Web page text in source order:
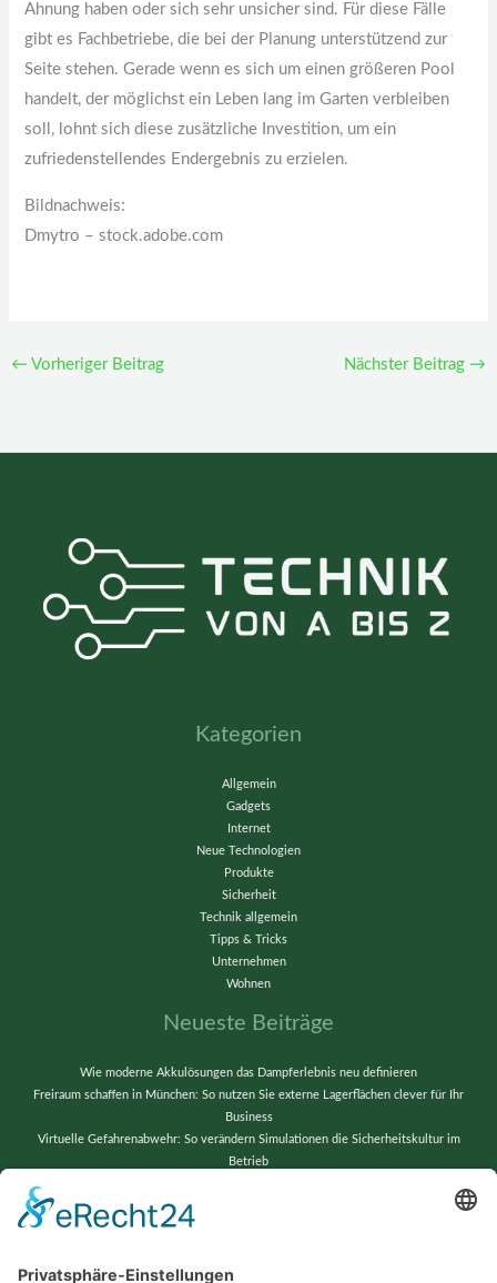
Ahnung haben oder sich sehr unsicher sind. Für diese Fälle
gibt es Fachbetriebe, die bei der Planung unterstützend zur
Seite stehen. Gerade wenn es sich um einen größeren Pool
handelt, der möglichst ein Leben lang im Garten verbleiben
soll, lohnt sich diese zusätzliche Investition, um ein
zufriedenstellendes Endergebnis zu erzielen.
Bildnachweis:
Dmytro – stock.adobe.com
← Vorheriger Beitrag Nächster Beitrag →
Kategorien
Allgemein
Gadgets
Internet
Neue Technologien
Produkte
Sicherheit
Technik allgemein
Tipps & Tricks
Unternehmen
Wohnen
Neueste Beiträge
Wie moderne Akkulösungen das Dampferlebnis neu definieren
Freiraum schaffen in München: So nutzen Sie externe Lagerflächen clever für Ihr
Business
Virtuelle Gefahrenabwehr: So verändern Simulationen die Sicherheitskultur im
Betrieb
Wenn alte Bänder neu erstrahlen: Techniktricks für gestochen scharfe Videos und
Schlagwörter